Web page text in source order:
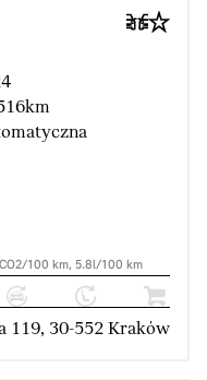
100 km, 5.8l/100 km
119, 30-552 Kraków